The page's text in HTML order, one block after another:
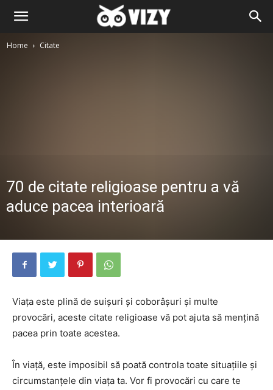
Home Citate
70 de citate religioase pentru a vă
aduce pacea interioară
Viața este plină de suișuri și coborâșuri și multe
provocări, aceste citate religioase vă pot ajuta să mențină
pacea prin toate acestea.
În viață, este imposibil să poată controla toate situațiile și
circumstanțele din viața ta. Vor fi provocări cu care te